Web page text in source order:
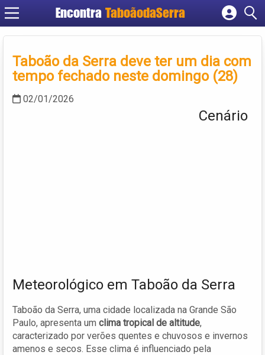
Encontra TaboãodaSerra
Cadastrar empresa
Criar conta
Taboão da Serra deve ter um dia com
tempo fechado neste domingo (28)
02/01/2026
Cenário
Meteorológico em Taboão da Serra
Taboão da Serra, uma cidade localizada na Grande São
Paulo, apresenta um clima tropical de altitude,
caracterizado por verões quentes e chuvosos e invernos
amenos e secos. Esse clima é influenciado pela